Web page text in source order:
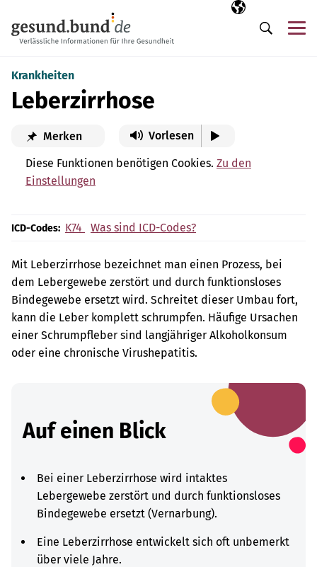
Ausgewählte
DE
Suche
Krankheiten
Leberzirrhose
Merken Vorlesen
Diese Funktionen benötigen Cookies. Zu den
Einstellungen
ICD-Codes: K74 Was sind ICD-Codes?
Mit Leberzirrhose bezeichnet man einen Prozess, bei
dem Lebergewebe zerstört und durch funktionsloses
Bindegewebe ersetzt wird. Schreitet dieser Umbau fort,
kann die Leber komplett schrumpfen. Häufige Ursachen
einer Schrumpfleber sind langjähriger Alkoholkonsum
oder eine chronische Virushepatitis.
Auf einen Blick
Bei einer Leberzirrhose wird intaktes
Lebergewebe zerstört und durch funktionsloses
Bindegewebe ersetzt (Vernarbung).
Eine Leberzirrhose entwickelt sich oft unbemerkt
über viele Jahre.